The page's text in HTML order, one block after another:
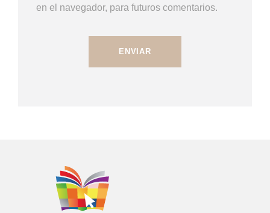
en el navegador, para futuros comentarios.